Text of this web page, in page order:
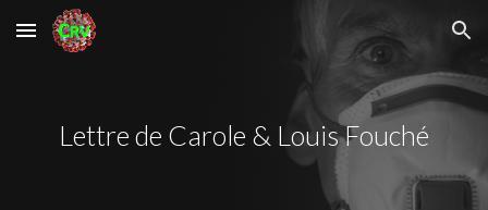
Skip to main content Skip to navigation
Lettre de Carole & Louis Fouché